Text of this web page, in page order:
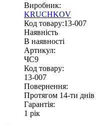
Виробник:
KRUCHKOV
Код товару:13-007
Наявність
В наявності
Артикул:
ЧС9
Код товару:
13-007
Повернення:
Протягом 14-ти днів
Гарантія:
1 рік